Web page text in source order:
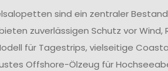
sind ein zentraler
zuverlässigen Schutz vor Wind,
für Tagestrips, vielseitige
Offshore-Ölzeug für